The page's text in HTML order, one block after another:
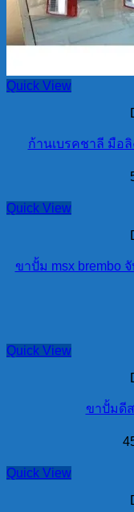
Quick View
ก้านเบรคชาลี มือลิ
Quick View
ขาปั้ม msx brembo
Quick View
ขาปั้มดี
Quick View